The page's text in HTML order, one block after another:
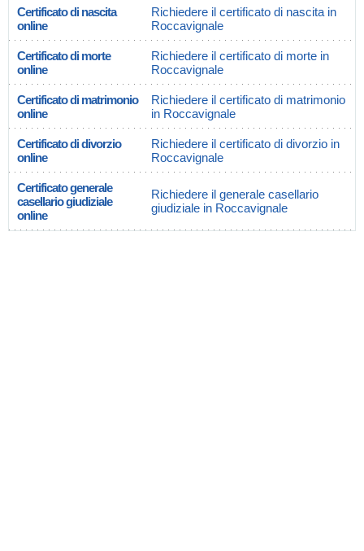
Certificato di nascita
online
Richiedere il certificato di nascita in
Roccavignale
Certificato di morte
online
Richiedere il certificato di morte in
Roccavignale
Certificato di matrimonio
online
Richiedere il certificato di matrimonio
in Roccavignale
Certificato di divorzio
online
Richiedere il certificato di divorzio in
Roccavignale
Certificato generale
casellario giudiziale
online
Richiedere il generale casellario
giudiziale in Roccavignale